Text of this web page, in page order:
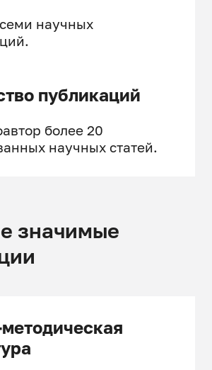
научных
публикаций
более 20
научных статей.
значимые